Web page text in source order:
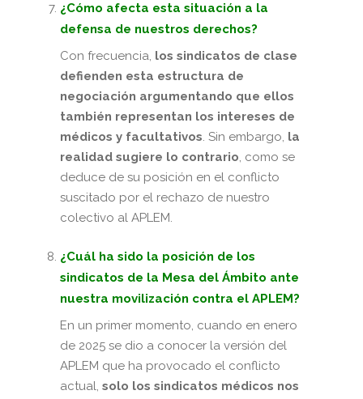
¿Cómo afecta esta situación a la
defensa de nuestros derechos?
Con frecuencia, los sindicatos de clase
defienden esta estructura de
negociación argumentando que ellos
también representan los intereses de
médicos y facultativos. Sin embargo, la
realidad sugiere lo contrario, como se
deduce de su posición en el conflicto
suscitado por el rechazo de nuestro
colectivo al APLEM.
¿Cuál ha sido la posición de los
sindicatos de la Mesa del Ámbito ante
nuestra movilización contra el APLEM?
En un primer momento, cuando en enero
de 2025 se dio a conocer la versión del
APLEM que ha provocado el conflicto
actual, solo los sindicatos médicos nos